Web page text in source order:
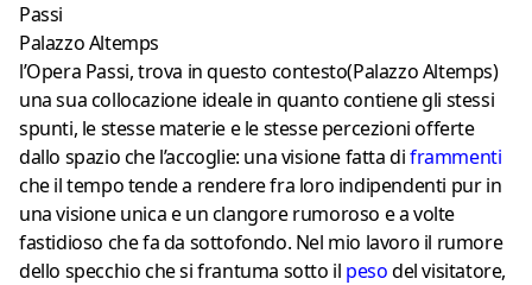
Passi
Palazzo Altemps
l’Opera Passi, trova in questo contesto(Palazzo Altemps)
una sua collocazione ideale in quanto contiene gli stessi
spunti, le stesse materie e le stesse percezioni offerte
dallo spazio che l’accoglie: una visione fatta diframmenti
che il tempo tende a rendere fra loro indipendenti pur in
una visione unica e un clangore rumoroso e a volte
fastidioso che fa da sottofondo. Nel mio lavoro il rumore
dello specchio che si frantuma sotto il pesodel visitatore,